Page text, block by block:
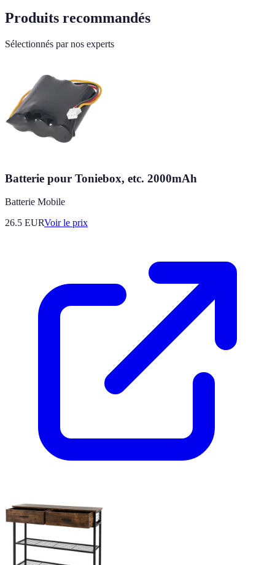
Produits recommandés
Sélectionnés par nos experts
Batterie pour Toniebox, etc. 2000mAh
Batterie Mobile
26.5 EURVoir le prix